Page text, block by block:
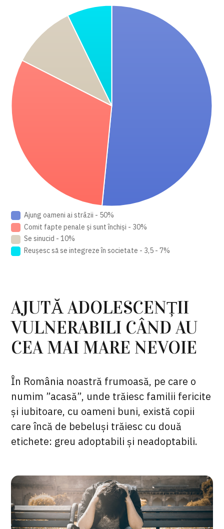
Ajung oameni ai strāzii - 50%
Comit fapte penale și sunt închiși - 30%
Se sinucid - 10%
Reuşesc să se integreze în societate - 3,5 - 7%
AJUTĂ ADOLESCENȚII
VULNERABILI CÂND AU
CEA MAI MARE NEVOIE
În România noastră frumoasă, pe care o
numim ”acasă”, unde trăiesc familii fericite
și iubitoare, cu oameni buni, există copii
care încă de bebeluși trăiesc cu două
etichete: greu adoptabili și neadoptabili.